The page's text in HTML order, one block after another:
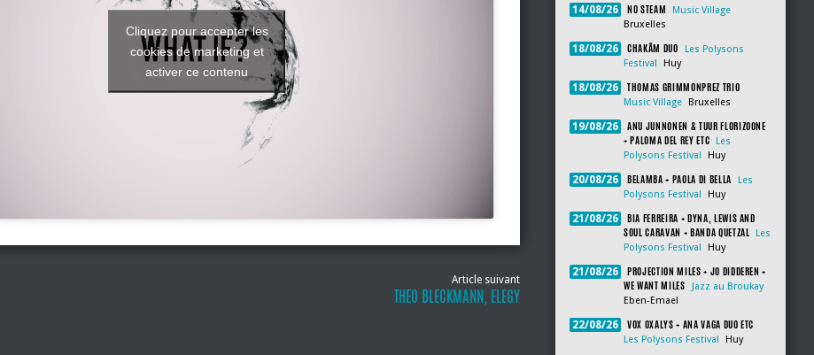
Cliquez pour accepter les
cookies de marketing et
activer ce contenu
Article suivant
THEO BLECKMANN, ELEGY
14/08/26 NO STEAM
Music Village
Bruxelles
18/08/26 CHAKÂM DUO
Les Polysons
Festival
Huy
18/08/26 THOMAS GRIMMONPREZ TRIO
Music Village Bruxelles
19/08/26
ANU JUNNONEN & TUUR FLORIZOONE
+ PALOMA DEL REY ETC
Les
Polysons Festival
Huy
20/08/26 BELAMBA + PAOLA DI BELLA
Les
Polysons Festival
Huy
21/08/26
BIA FERREIRA + DYNA, LEWIS AND
SOUL CARAVAN + BANDA QUETZAL
Les
Polysons Festival
Huy
21/08/26
PROJECTION MILES + JO DIDDEREN +
WE WANT MILES
Jazz au Broukay
Eben-Emael
22/08/26 VOX OXALYS + ANA VAGA DUO ETC
Les Polysons Festival Huy